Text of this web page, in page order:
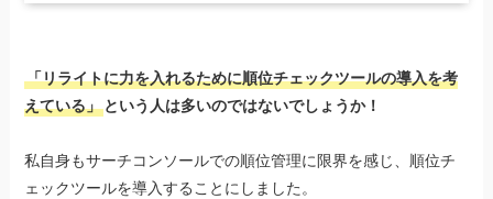
「リライトに力を入れるために順位チェックツールの導入を考
えている」 という人は多いのではないでしょうか！
私自身もサーチコンソールでの順位管理に限界を感じ、順位チ
ェックツールを導入することにしました。